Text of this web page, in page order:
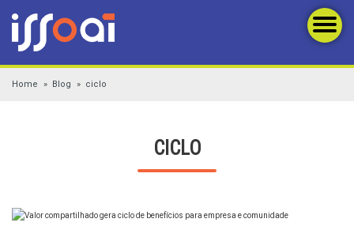
Home Blog ciclo
CICLO